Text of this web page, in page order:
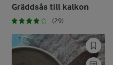
Gräddsås till kalkon
(29)